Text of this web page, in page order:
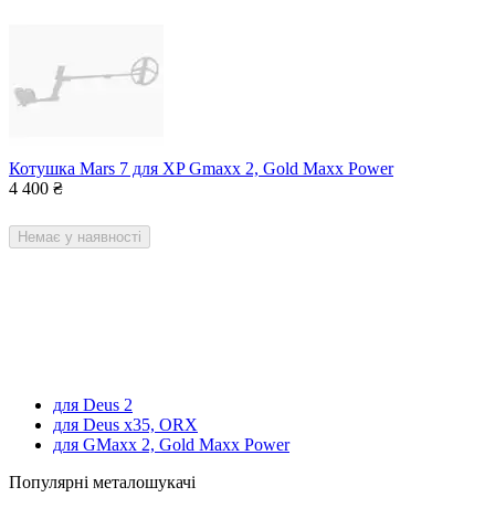
Котушка Mars 7 для XP Gmaxx 2, Gold Maxx Power
4 400 ₴
Немає у наявності
для Deus 2
для Deus x35, ORX
для GMaxx 2, Gold Maxx Power
Популярні металошукачі